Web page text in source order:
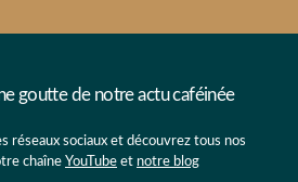
goutte de notre actu caféinée
réseaux sociaux et découvrez tous nos
chaîne YouTube et notre blog